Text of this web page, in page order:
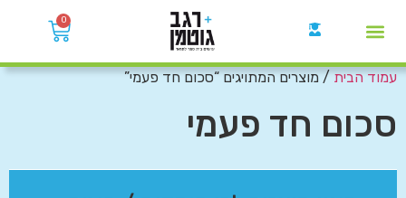
0
עמוד הבית/ מוצרים המתויגים “סכום חד פעמי”
סכום חד פעמי